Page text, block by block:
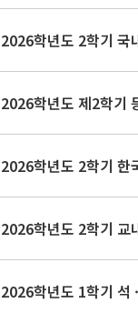
2026학년도 2학기 국
2026학년도 제2학기
2026학년도 2학기 한
2026학년도 2학기 교
2026학년도 1학기